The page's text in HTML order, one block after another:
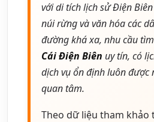
với di tích lịch sử Điện
núi rừng và văn hóa các
đường khá xa, nhu cầu tìm
Cái Điện Biên uy tín, có
dịch vụ ổn định luôn được
quan tâm.
Theo dữ liệu tham khảo